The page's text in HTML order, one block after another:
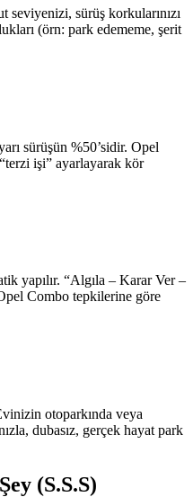
sürüş korkularınızı
(örn: park edememe, şerit
sürüşün %50’sidir. Opel
işi” ayarlayarak kör
yapılır. “Algıla – Karar Ver –
Combo tepkilerine göre
otoparkında veya
dubasız, gerçek hayat park
(S.S.S)